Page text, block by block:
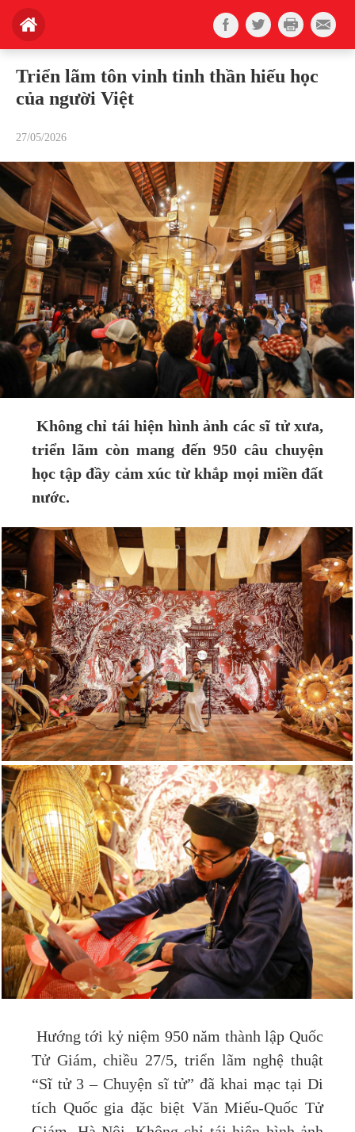
Triển lãm tôn vinh tinh thần hiếu học
của người Việt
27/05/2026
Không chỉ tái hiện hình ảnh các sĩ tử xưa,
triển lãm còn mang đến 950 câu chuyện
học tập đầy cảm xúc từ khắp mọi miền đất
nước.
Hướng tới kỷ niệm 950 năm thành lập Quốc
Tử Giám, chiều 27/5, triển lãm nghệ thuật
“Sĩ tử 3 – Chuyện sĩ tử” đã khai mạc tại Di
tích Quốc gia đặc biệt Văn Miếu-Quốc Tử